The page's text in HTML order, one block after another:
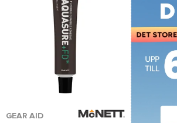
GEAR AID